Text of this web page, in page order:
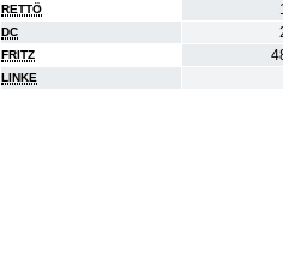
RETTÖ
DC
FRITZ
LINKE